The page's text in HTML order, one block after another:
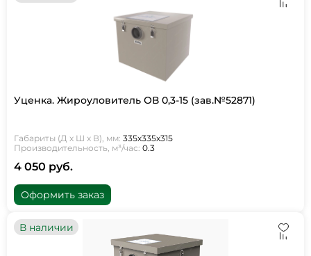
Уценка. Жироуловитель ОВ 0,3-15 (зав.№52871)
Габариты (Д х Ш х В), мм: 335х335х315
Производительность, м³/час: 0.3
4 050 руб.
Оформить заказ
В наличии